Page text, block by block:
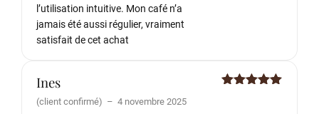
l’utilisation intuitive. Mon café n’a
jamais été aussi régulier, vraiment
satisfait de cet achat
Ines
(client confirmé) – 4 novembre 2025